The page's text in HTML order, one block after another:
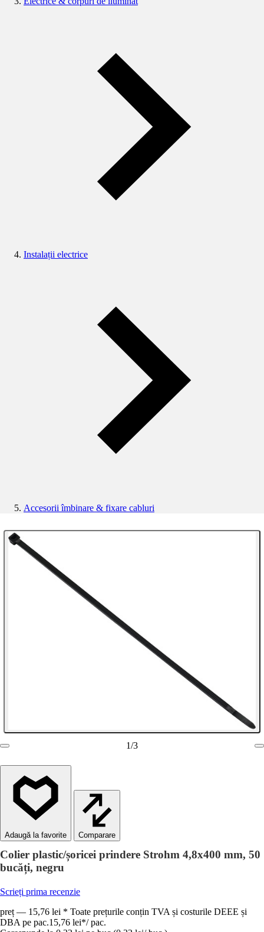
Instalații electrice
Accesorii îmbinare & fixare cabluri
1/3
Comparare
Colier plastic/șoricei prindere Strohm 4,8x400 mm, 50
bucăți, negru
Scrieți prima recenzie
preț — 15,76 lei * Toate prețurile conțin TVA și costurile DEEE și
DBA pe pac.15,76 lei*/ pac.